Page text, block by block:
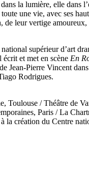
la lumière, elle dans
une vie, avec ses
de leur vertige
supérieur d’art
et met en scène En
Jean-Pierre Vincent dans
Rodrigues.
Toulouse / Théâtre de
Paris / La
création du Centre